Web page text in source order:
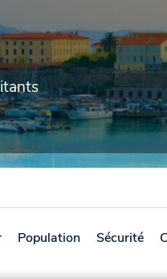
Population Sécurité